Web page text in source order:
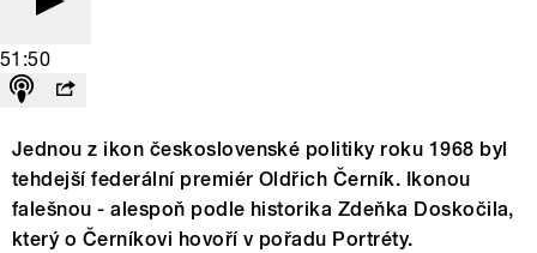
51:50
Jednou z ikon československé politiky roku 1968 byl
tehdejší federální premiér Oldřich Černík. Ikonou
falešnou - alespoň podle historika Zdeňka Doskočila,
který o Černíkovi hovoří v pořadu Portréty.